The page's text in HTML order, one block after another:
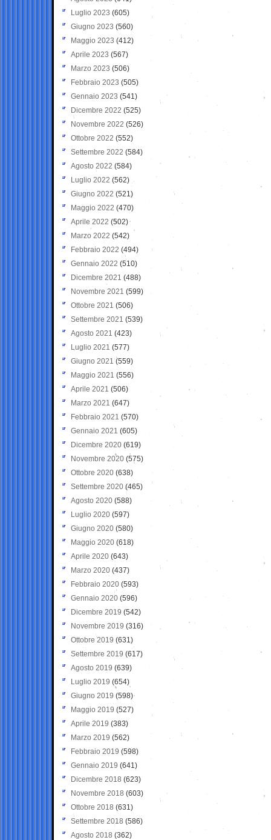
Luglio 2023 (605)
Giugno 2023 (560)
Maggio 2023 (412)
Aprile 2023 (567)
Marzo 2023 (506)
Febbraio 2023 (505)
Gennaio 2023 (541)
Dicembre 2022 (525)
Novembre 2022 (526)
Ottobre 2022 (552)
Settembre 2022 (584)
Agosto 2022 (584)
Luglio 2022 (562)
Giugno 2022 (521)
Maggio 2022 (470)
Aprile 2022 (502)
Marzo 2022 (542)
Febbraio 2022 (494)
Gennaio 2022 (510)
Dicembre 2021 (488)
Novembre 2021 (599)
Ottobre 2021 (506)
Settembre 2021 (539)
Agosto 2021 (423)
Luglio 2021 (577)
Giugno 2021(559)
Maggio 2021 (556)
Aprile 2021 (506)
Marzo 2021 (647)
Febbraio 2021 (570)
Gennaio 2021 (605)
Dicembre 2020 (619)
Novembre 2020 (575)
Ottobre 2020 (638)
Settembre 2020(465)
Agosto 2020 (588)
Luglio 2020 (597)
Giugno 2020 (580)
Maggio 2020 (618)
Aprile 2020 (643)
Marzo 2020 (437)
Febbraio 2020 (593)
Gennaio 2020 (596)
Dicembre 2019 (542)
Novembre 2019 (316)
Ottobre 2019 (631)
Settembre 2019 (617)
Agosto 2019 (639)
Luglio 2019 (654)
Giugno 2019 (598)
Maggio 2019 (527)
Aprile 2019 (383)
Marzo 2019 (562)
Febbraio 2019 (598)
Gennaio 2019 (641)
Dicembre 2018 (623)
Novembre 2018 (603)
Ottobre 2018 (631)
Settembre 2018 (586)
Agosto 2018 (362)